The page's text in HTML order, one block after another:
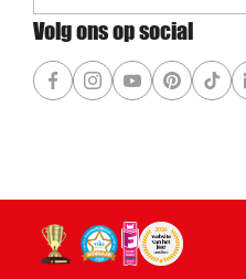
Volg ons op social